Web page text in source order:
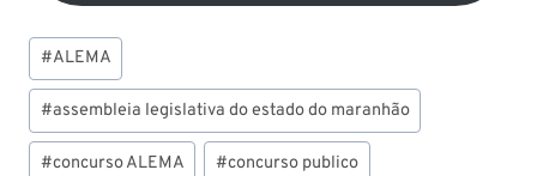
Tags
do
Post:
#ALEMA
#assembleia legislativa do estado do maranhão
#concurso ALEMA #concurso publico